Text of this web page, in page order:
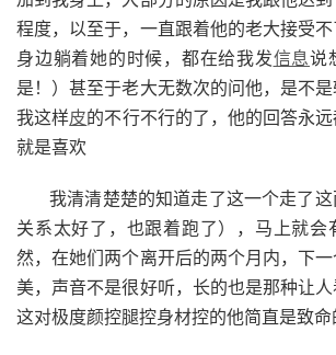
程度，以至于，一直跟着他的老大接受
身边躺着她的时候，都在给我发信息说
是！）甚至于老大无数次的问他，是不
我这样皮的不行不行的了，他的回答永远
就是喜欢
我清清楚楚的知道走了这一个走了
关系太好了，也跟着跑了），马上就会
然，在她们两个离开后的两个月内，下
美，声音不是很好听，长的也是那种让人
这对极度颜控腿控身材控的他简直是致命